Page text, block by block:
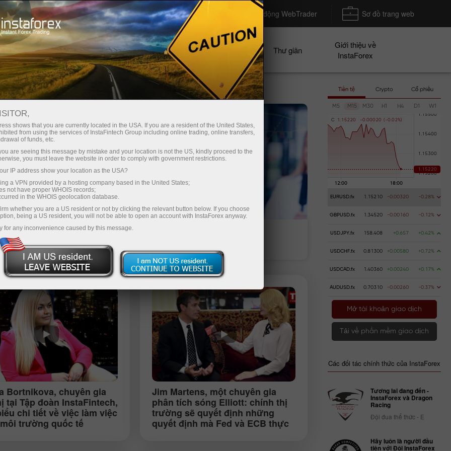
ngay lập tức Tải nền tảng giao dịch Metatrader Khởi động WebTrader Sơ đồ trang web
người mới bắt
đầu
Dành cho nhà đầu
tư
Dành cho đối tác Các chiến dịch Thư giãn
Giới thiệu về
InstaForex
famed
The
Bortnikova, chuyên gia
tại Tập đoàn InstaFintech,
chi tiết về việc làm việc
trường quốc tế
Jim Martens, một chuyên gia
phân tích sóng Elliott: chính thị
trường sẽ quyết định những
quyết định mà Fed và ECB thực
Tiền tệ Crypto Cổ phiếu
M5 M15 M30 H1 H4 D1 W1
C 1 . 1 52 20 -0 .000 20 ( -0 .0 2%
EURUSD.fx 1.15210 -0.00320 -0.28%
GBPUSD.fx 1.34520 -0.00160 -0.12%
USDJPY.fx 158.408 +0.657 +0.42%
USDCHF.fx 0.81300 +0.00580 +0.72%
USDCAD.fx 1.40360 +0.00240 +0.17%
AUDUSD.fx 0.70310 -0.00260 -0.37%
Mở tài khoản giao dịch
Tải về phần mềm giao dịch
Các đối tác chính thức của InstaForex
Tương lai đang đến -
InstaForex và Dragon
Racing
Đội đua thể thức - E
Hãy luôn là người đầu
tiên với Đội InstaForex
shows that you are currently located in the USA. If you are a resident of the United States,
from using the services of InstaFintech Group including online trading, online transfers,
of funds, etc.
are seeing this message by mistake and your location is not the US, kindly proceed to the
you must leave the website in order to comply with government restrictions.
IP address show your location as the USA?
a VPN provided by a hosting company based in the United States;
not have proper WHOIS records;
in the WHOIS geolocation database.
whether you are a US resident or not by clicking the relevant button below. If you choose
being a US resident, you will not be able to open an account with InstaForex anyway.
for any inconvenience caused by this message.